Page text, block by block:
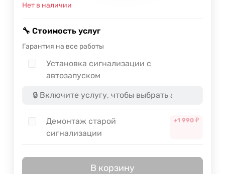
Нет в наличии
🔧 Стоимость услуг
Гарантия на все работы
Установка сигнализации с
автозапуском
Демонтаж старой
сигнализации
+1 990₽
В корзину